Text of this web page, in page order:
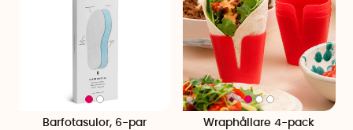
Barfotasulor, 6-par Wraphållare 4-pack